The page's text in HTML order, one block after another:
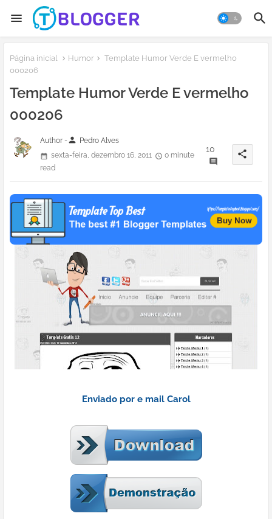
Página inicial Humor
Template Humor Verde E vermelho
000206
Template Humor Verde E vermelho
000206
Author -person Pedro Alves
sexta-feira, dezembro 16, 2011
0 minute
read
10 share
Enviado por e mail Carol